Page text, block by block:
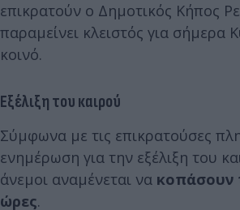
επικρατούν ο Δημοτικός Κήπος
παραμείνει κλειστός για σήμερα
κοινό.
Εξέλιξη του καιρού
Σύμφωνα με τις επικρατούσες
ενημέρωση για την εξέλιξη του
άνεμοι αναμένεται να κοπάσουν
ώρες.